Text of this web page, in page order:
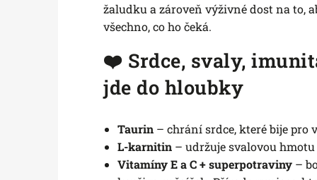
žaludku a zároveň výživné dost na to,
všechno, co ho čeká.
❤️ Srdce, svaly,
jde do hloubky
Taurin – chrání srdce, které bije pro
L-karnitin – udržuje svalovou
Vitamíny E a C + superpotraviny –